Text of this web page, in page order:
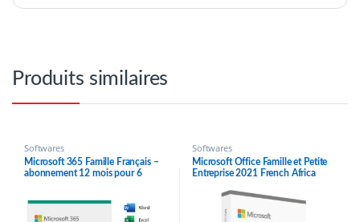
Produits similaires
Softwares
Microsoft 365 Famille Français –
abonnement 12 mois pour 6
Softwares
Microsoft Office Famille et Petite
Entreprise 2021 French Africa